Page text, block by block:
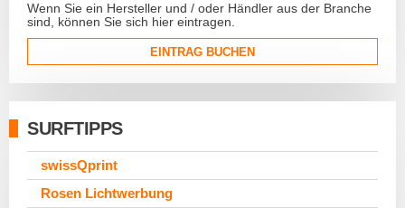
Wenn Sie ein Hersteller und / oder Händler aus der Branche
sind, können Sie sich hier eintragen.
EINTRAG BUCHEN
SURFTIPPS
swissQprint
Rosen Lichtwerbung